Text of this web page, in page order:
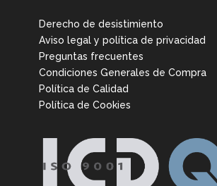
Derecho de desistimiento
Aviso legal y política de privacidad
Preguntas frecuentes
Condiciones Generales de Compra
Política de Calidad
Política de Cookies